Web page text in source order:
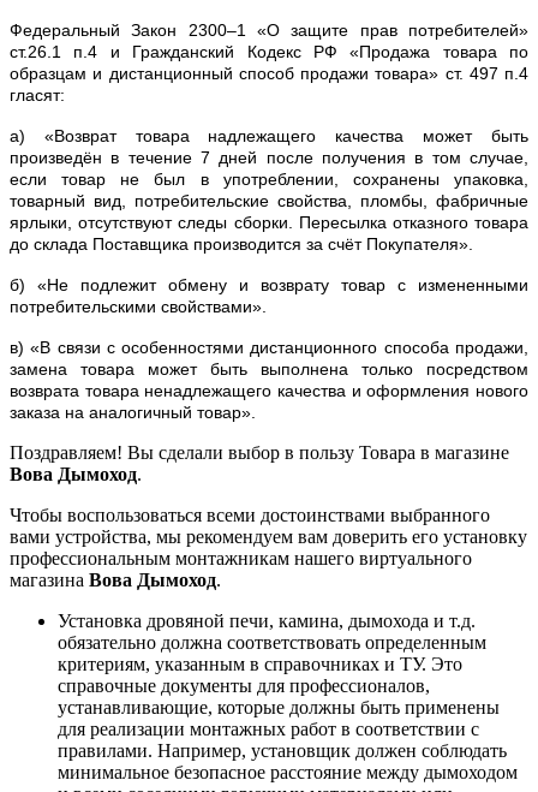
Федеральный Закон 2300–1 «О защите прав потребителей»
ст.26.1 п.4 и Гражданский Кодекс РФ «Продажа товара по
образцам и дистанционный способ продажи товара» ст. 497 п.4
гласят:
а) «Возврат товара надлежащего качества может быть
произведён в течение 7 дней после получения в том случае,
если товар не был в употреблении, сохранены упаковка,
товарный вид, потребительские свойства, пломбы, фабричные
ярлыки, отсутствуют следы сборки. Пересылка отказного товара
до склада Поставщика производится за счёт Покупателя».
б) «Не подлежит обмену и возврату товар с измененными
потребительскими свойствами».
в) «В связи с особенностями дистанционного способа продажи,
замена товара может быть выполнена только посредством
возврата товара ненадлежащего качества и оформления нового
заказа на аналогичный товар».
Поздравляем! Вы сделали выбор в пользу Товара в магазине
Вова Дымоход.
Чтобы воспользоваться всеми достоинствами выбранного
вами устройства, мы рекомендуем вам доверить его установку
профессиональным монтажникам нашего виртуального
магазина Вова Дымоход.
Установка дровяной печи, камина, дымохода и т.д.
обязательно должна соответствовать определенным
критериям, указанным в справочниках и ТУ. Это
справочные документы для профессионалов,
устанавливающие, которые должны быть применены
для реализации монтажных работ в соответствии с
правилами. Например, установщик должен соблюдать
минимальное безопасное расстояние между дымоходом